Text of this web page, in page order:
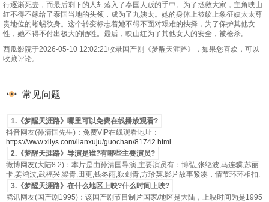
行逐渐死去，而最后剩下的人却落入了泰国人贩的手中。为了拯救大家，主角映山
红不得不嫁给了泰国当地的头领，成为了九姨太。她的身体上被纹上象征姨太太尊
贵地位的蜥蜴纹身。这个转变标志着她不得不面对艰难的抉择，为了保护其他女
性，她不得不付出极大的牺牲。最后，映山红为了其他女人的安全，被枪杀。
西瓜影院于2026-05-10 12:02:21收录国产剧《梦醒天涯路》，如果您喜欢，可以
收藏评论。
常见问题
1.《梦醒天涯路》哪里可以免费在线播放观看?
抖音网友(孙清国先生)：免费VIP在线观看地址：
https://www.xilys.com/lianxuju/guochan/81742.html
2.《梦醒天涯路》导演是谁?有哪些主要演员?
微博网友(大陆8.2)：本片是由孙清国导演,主要演员有：博弘,张继波,马连骥,苏丽
卡,姜鸿波,武福兴,梁青,田更,钱冬雨,狄剑青,方珍英.影片故事紧凑，情节环环相扣.
3.《梦醒天涯路》在什么地区上映?什么时间上映?
腾讯网友(国产剧1995)：该国产剧节目制片国家/地区是大陆，上映时间为是1995